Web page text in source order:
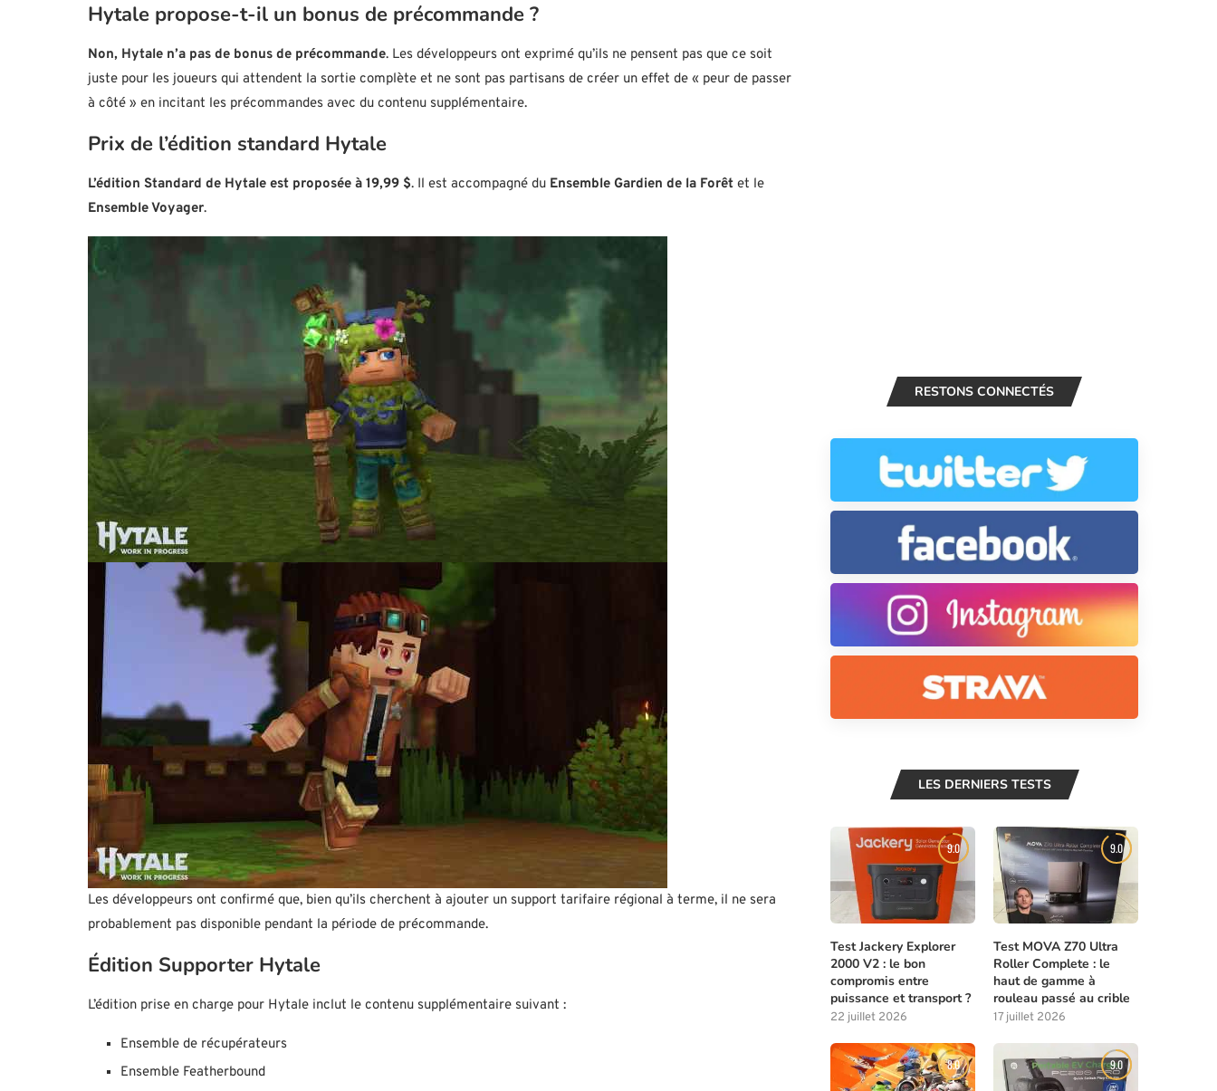
Hytale propose-t-il un bonus de précommande ?
Non, Hytale n’a pas de bonus de précommande. Les développeurs ont exprimé qu’ils ne pensent pas que ce soit
juste pour les joueurs qui attendent la sortie complète et ne sont pas partisans de créer un effet de « peur de passer
à côté » en incitant les précommandes avec du contenu supplémentaire.
Prix de l’édition standard Hytale
L’édition Standard de Hytale est proposée à 19,99 $. Il est accompagné du Ensemble Gardien de la Forêt et le
Ensemble Voyager.
Les développeurs ont confirmé que, bien qu’ils cherchent à ajouter un support tarifaire régional à terme, il ne sera
probablement pas disponible pendant la période de précommande.
Édition Supporter Hytale
L’édition prise en charge pour Hytale inclut le contenu supplémentaire suivant :
Ensemble de récupérateurs
Ensemble Featherbound
RESTONS CONNECTÉS
LES DERNIERS TESTS
9.0
Test Jackery Explorer
2000 V2 : le bon
compromis entre
puissance et transport ?
22 juillet 2026
9.0
Test MOVA Z70 Ultra
Roller Complete : le
haut de gamme à
rouleau passé au crible
17 juillet 2026
8.0 9.0